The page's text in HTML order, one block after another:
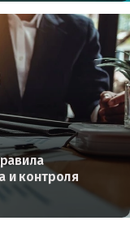
и контроля